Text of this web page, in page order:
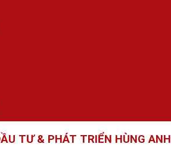
TƯ & PHÁT TRIỂN HÙNG ANH